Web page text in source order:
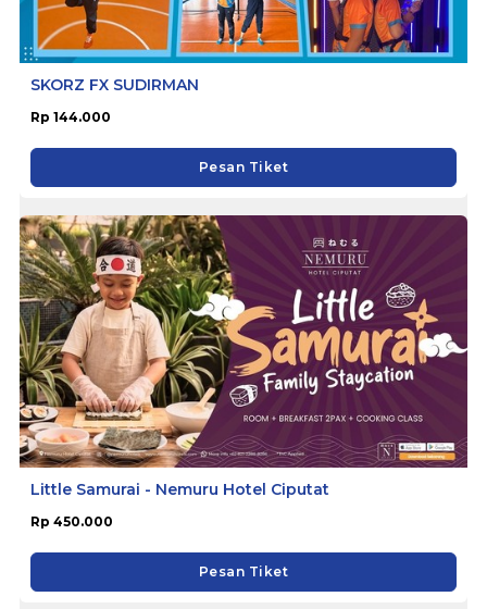
SKORZ FX SUDIRMAN
Rp 144.000
Pesan Tiket
Little Samurai - Nemuru Hotel Ciputat
Rp 450.000
Pesan Tiket